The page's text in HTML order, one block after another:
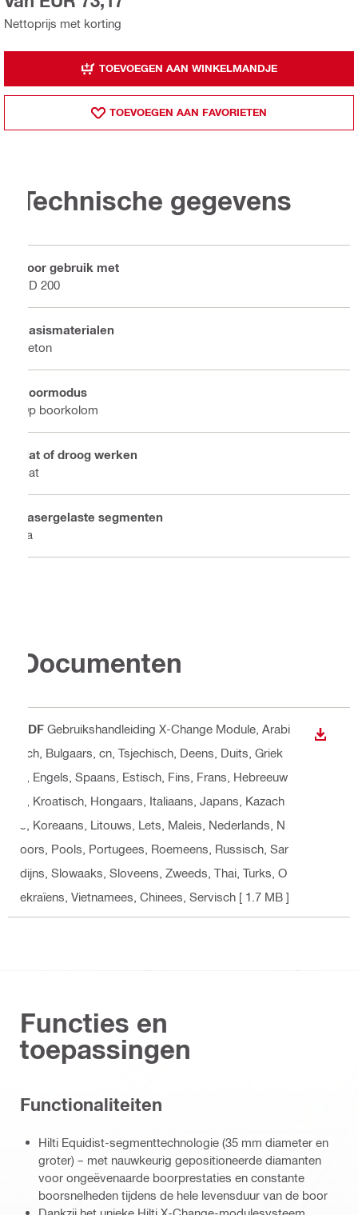
Nettoprijs met korting
TOEVOEGEN AAN WINKELMANDJE
TOEVOEGEN AAN FAVORIETEN
Technische gegevens
Voor gebruik met
DD 200
Basismaterialen
Beton
Boormodus
Op boorkolom
Nat of droog werken
Nat
Lasergelaste segmenten
Ja
Documenten
PDF Gebruikshandleiding X-Change Module , Arabi
sch, Bulgaars, cn, Tsjechisch, Deens, Duits, Griek
s, Engels, Spaans, Estisch, Fins, Frans, Hebreeuw
s, Kroatisch, Hongaars, Italiaans, Japans, Kazach
s, Koreaans, Litouws, Lets, Maleis, Nederlands, N
oors, Pools, Portugees, Roemeens, Russisch, Sar
dijns, Slowaaks, Sloveens, Zweeds, Thai, Turks, O
ekraïens, Vietnamees, Chinees, Servisch [ 1.7 MB ]
Functies en
toepassingen
Functionaliteiten
Hilti Equidist-segmenttechnologie (35 mm diameter en
groter) – met nauwkeurig gepositioneerde diamanten
voor ongeëvenaarde boorprestaties en constante
boorsnelheden tijdens de hele levensduur van de boor